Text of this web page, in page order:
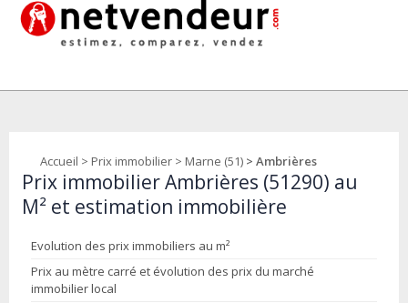
Accueil > Prix immobilier > Marne (51) > Ambrières
Prix immobilier Ambrières (51290) au
M² et estimation immobilière
Evolution des prix immobiliers au m²
Prix au mètre carré et évolution des prix du marché
immobilier local